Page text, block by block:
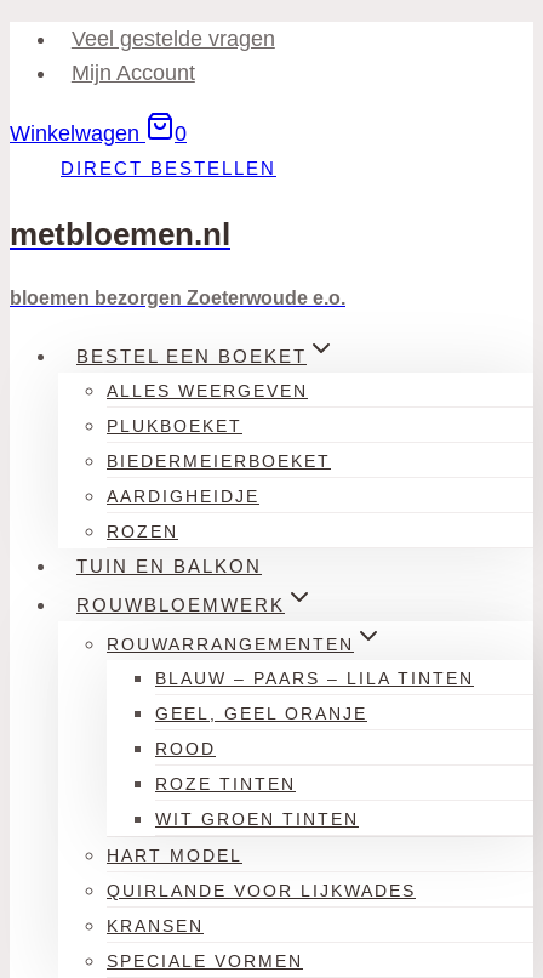
Doorgaan
naar
Veel gestelde vragen
Mijn Account
Winkelwagen 0
DIRECT BESTELLEN
metbloemen.nl
bloemen bezorgen Zoeterwoude e.o.
BESTEL EEN BOEKET
ALLES WEERGEVEN
PLUKBOEKET
BIEDERMEIERBOEKET
AARDIGHEIDJE
ROZEN
TUIN EN BALKON
ROUWBLOEMWERK
ROUWARRANGEMENTEN
BLAUW – PAARS – LILA TINTEN
GEEL, GEEL ORANJE
ROOD
ROZE TINTEN
WIT GROEN TINTEN
HART MODEL
QUIRLANDE VOOR LIJKWADES
KRANSEN
SPECIALE VORMEN